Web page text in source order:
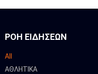
ΡΟΉ ΕΙΔΉΣΕΩΝ
All
ΑΘΛΗΤΙΚΑ